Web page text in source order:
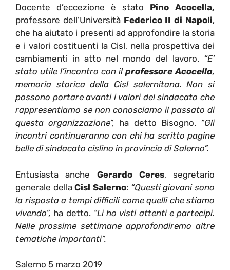
Docente d’eccezione è stato Pino Acocella,
professore dell’Università Federico II di Napoli,
che ha aiutato i presenti ad approfondire la storia
e i valori costituenti la Cisl, nella prospettiva dei
cambiamenti in atto nel mondo del lavoro. “E’
stato utile l’incontro con il professore Acocella,
memoria storica della Cisl salernitana. Non si
possono portare avanti i valori del sindacato che
rappresentiamo se non conosciamo il passato di
questa organizzazione”, ha detto Bisogno. “Gli
incontri continueranno con chi ha scritto pagine
belle di sindacato cislino in provincia di Salerno”.
Entusiasta anche Gerardo Ceres, segretario
generale dellaCisl Salerno: “Questi giovani sono
la risposta a tempi difficili come quelli che stiamo
vivendo”, ha detto. “Li ho visti attenti e partecipi.
Nelle prossime settimane approfondiremo altre
tematiche importanti”.
Salerno 5 marzo 2019